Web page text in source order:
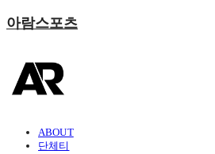
아람스포츠
ABOUT
단체티